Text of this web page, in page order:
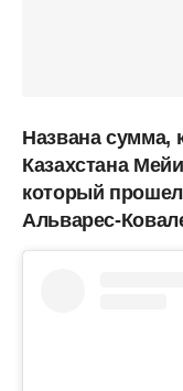
Названа сумма,
Казахстана
который
Альварес-